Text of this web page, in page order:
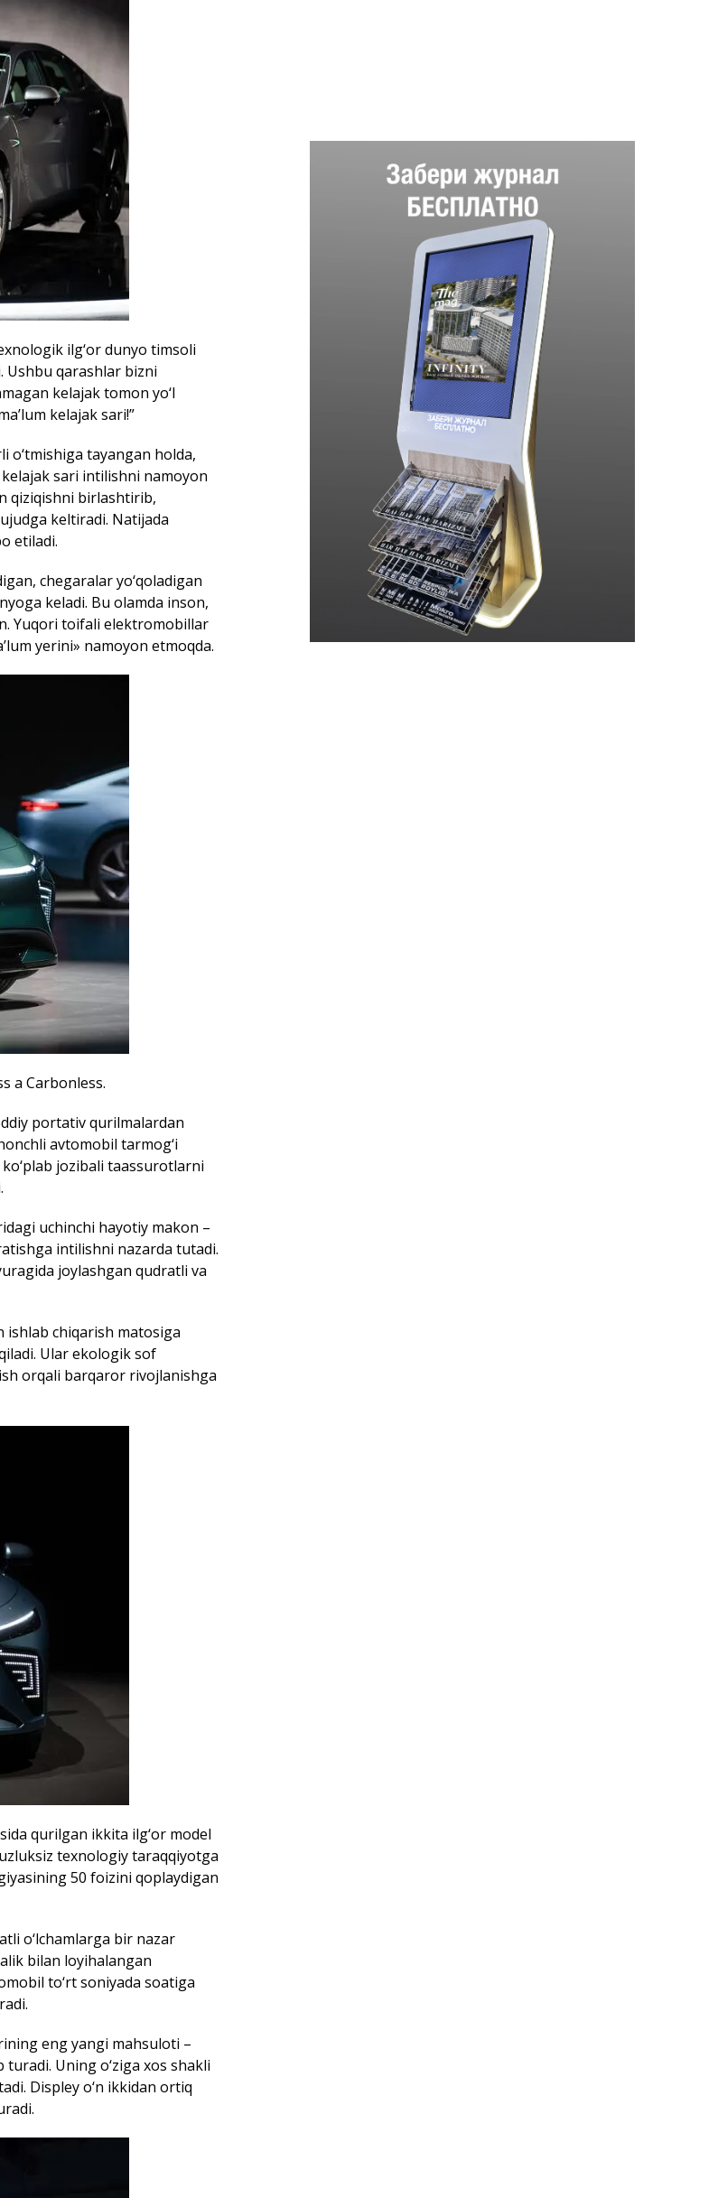
ilg‘or dunyo timsoli
Ushbu qarashlar bizni
kelajak tomon yo‘l
kelajak sari!”
o‘tmishiga tayangan holda,
sari intilishni namoyon
qiziqishni birlashtirib,
keltiradi. Natijada
etiladi.
chegaralar yo‘qoladigan
keladi. Bu olamda inson,
Yuqori toifali elektromobillar
yerini» namoyon etmoqda.
a Carbonless.
portativ qurilmalardan
avtomobil tarmog‘i
jozibali taassurotlarni
uchinchi hayotiy makon –
intilishni nazarda tutadi.
joylashgan qudratli va
ishlab chiqarish matosiga
Ular ekologik sof
orqali barqaror rivojlanishga
qurilgan ikkita ilg‘or model
texnologiy taraqqiyotga
50 foizini qoplaydigan
o‘lchamlarga bir nazar
bilan loyihalangan
to‘rt soniyada soatiga
eng yangi mahsuloti –
Uning o‘ziga xos shakli
Displey o‘n ikkidan ortiq